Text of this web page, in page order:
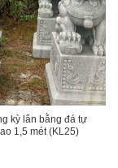
kỳ lân bằng đá tự
1,5 mét (KL25)